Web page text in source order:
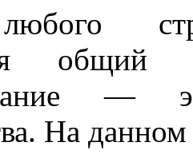
—
На данном